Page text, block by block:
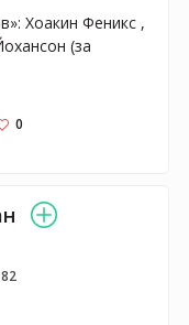
Хоакин Феникс ,
(за
0